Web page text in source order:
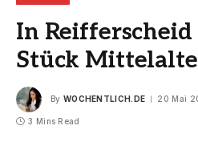
In
Stück
By WOCHENTLICH.DE 20 Mai
3 Mins Read